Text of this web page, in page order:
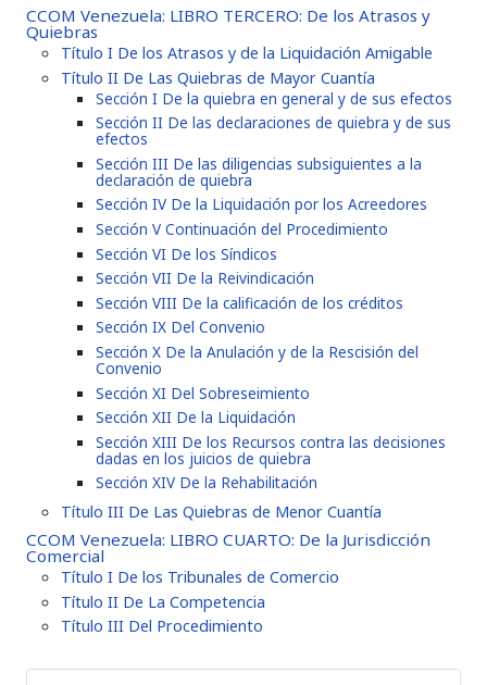
CCOM Venezuela: LIBRO TERCERO: De los Atrasos y
Quiebras
Título I De los Atrasos y de la Liquidación Amigable
Título II De Las Quiebras de Mayor Cuantía
Sección I De la quiebra en general y de sus efectos
Sección II De las declaraciones de quiebra y de sus
efectos
Sección III De las diligencias subsiguientes a la
declaración de quiebra
Sección IV De la Liquidación por los Acreedores
Sección V Continuación del Procedimiento
Sección VI De los Síndicos
Sección VII De la Reivindicación
Sección VIII De la calificación de los créditos
Sección IX Del Convenio
Sección X De la Anulación y de la Rescisión del
Convenio
Sección XI Del Sobreseimiento
Sección XII De la Liquidación
Sección XIII De los Recursos contra las decisiones
dadas en los juicios de quiebra
Sección XIV De la Rehabilitación
Título III De Las Quiebras de Menor Cuantía
CCOM Venezuela: LIBRO CUARTO: De la Jurisdicción
Comercial
Título I De los Tribunales de Comercio
Título II De La Competencia
Título III Del Procedimiento